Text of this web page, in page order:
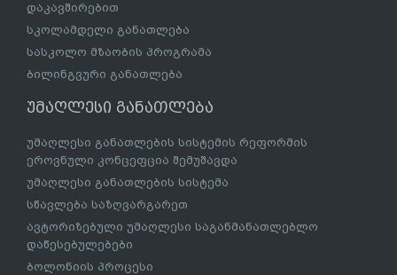
დაკავშირებით
სკოლამდელი განათლება
სასკოლო მზაობის პროგრამა
ბილინგვური განათლება
უმაღლესი განათლება
უმაღლესი განათლების სისტემის რეფორმის
ეროვნული კონცეფცია შემუშავდა
უმაღლესი განათლების სისტემა
სწავლება საზღვარგარეთ
ავტორიზებული უმაღლესი საგანმანათლებლო
დაწესებულებები
ბოლონიის პროცესი